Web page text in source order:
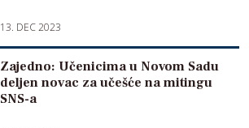
13. DEC 2023
Zajedno: Učenicima u Novom Sadu
deljen novac za učešće na mitingu
SNS-a